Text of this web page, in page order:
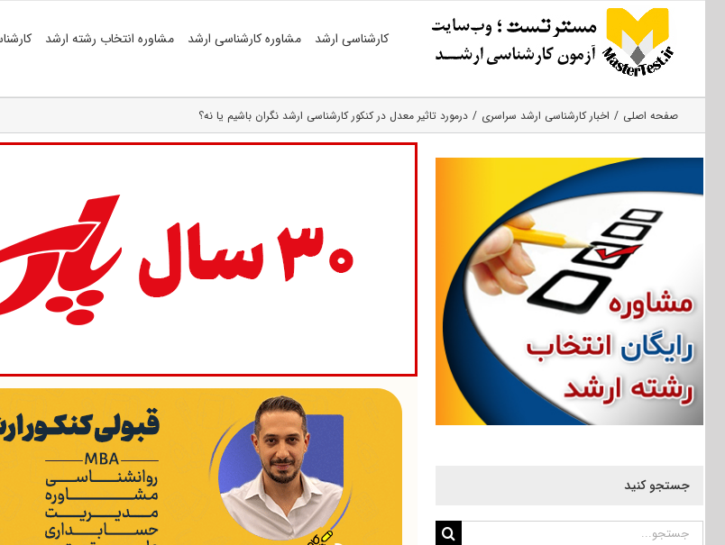
کارشناسی ارشد مشاوره کارشناسی ارشد مشاوره انتخاب رشته ارشد
صفحه اصلی اخبار کارشناسی ارشد سراسری درمورد تاثیر معدل در کنکور کارشناسی ارشد نگران باشیم یا نه؟
جستجو کنید
جستجو